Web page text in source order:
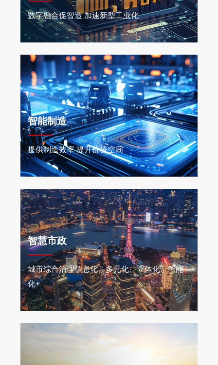
数字融合促智造 加速新型工业化
智能制造
提供制造效率 提升价值空间
智慧市政
城市综合治理信息化、多元化、立体化、智能
化+